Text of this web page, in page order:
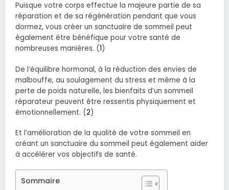
Puisque votre corps effectue la majeure partie de sa
réparation et de sa régénération pendant que vous
dormez, vous créer un sanctuaire de sommeil peut
également être bénéfique pour votre santé de
nombreuses manières. (1)
De l’équilibre hormonal, à la réduction des envies de
malbouffe, au soulagement du stress et même à la
perte de poids naturelle, les bienfaits d’un sommeil
réparateur peuvent être ressentis physiquement et
émotionnellement. (2)
Et l’amélioration de la qualité de votre sommeil en
créant un sanctuaire du sommeil peut également aider
à accélérer vos objectifs de santé.
Sommaire